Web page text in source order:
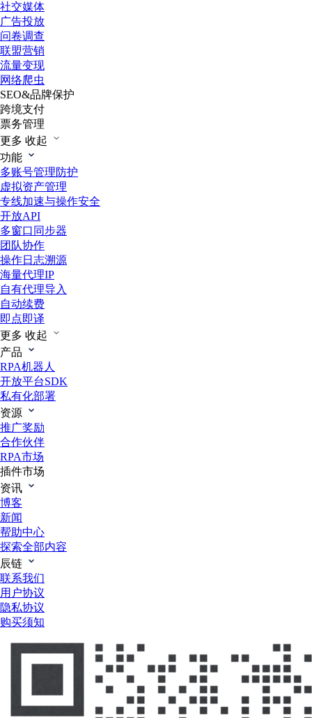
社交媒体
广告投放
问卷调查
联盟营销
流量变现
网络爬虫
SEO&品牌保护
跨境支付
票务管理
更多 收起
功能
多账号管理防护
虚拟资产管理
专线加速与操作安全
开放API
多窗口同步器
团队协作
操作日志溯源
海量代理IP
自有代理导入
自动续费
即点即译
更多 收起
产品
RPA机器人
开放平台SDK
私有化部署
资源
推广奖励
合作伙伴
RPA市场
插件市场
资讯
博客
新闻
帮助中心
探索全部内容
辰链
联系我们
用户协议
隐私协议
购买须知